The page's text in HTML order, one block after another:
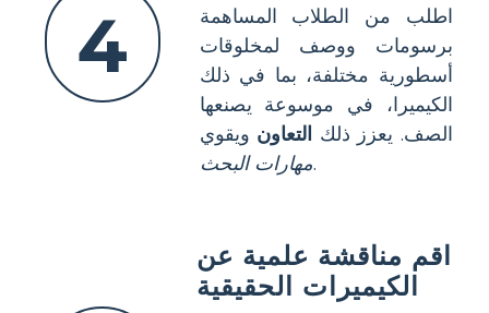
4
اطلب من الطلاب المساهمة
برسومات ووصف لمخلوقات
أسطورية مختلفة، بما في ذلك
الكيميرا، في موسوعة يصنعها
الصف. يعزز ذلك التعاون ويقوي
مهارات البحث.
اقم مناقشة علمية عن
الكيميرات الحقيقية